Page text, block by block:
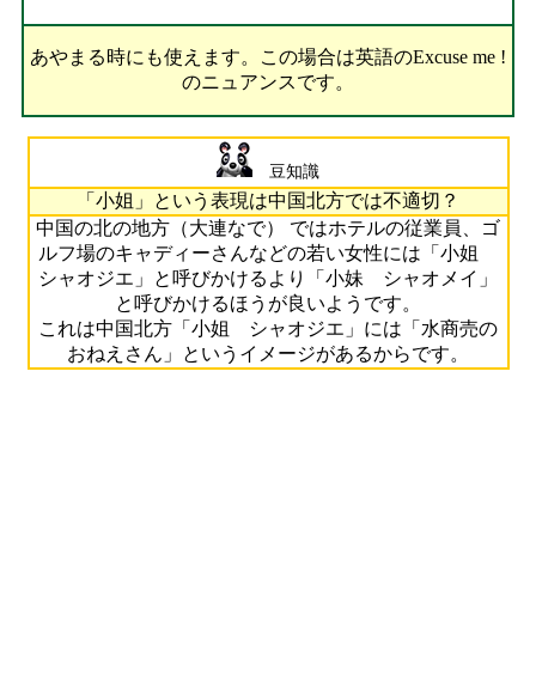
あやまる時にも使えます。この場合は英語のExcuse me !
のニュアンスです。
豆知識
「小姐」という表現は中国北方では不適切？
中国の北の地方（大連なで） ではホテルの従業員、ゴ
ルフ場のキャディーさんなどの若い女性には「小姐
シャオジエ」と呼びかけるより「小妹 シャオメイ」
と呼びかけるほうが良いようです。
これは中国北方「小姐 シャオジエ」には「水商売の
おねえさん」というイメージがあるからです。